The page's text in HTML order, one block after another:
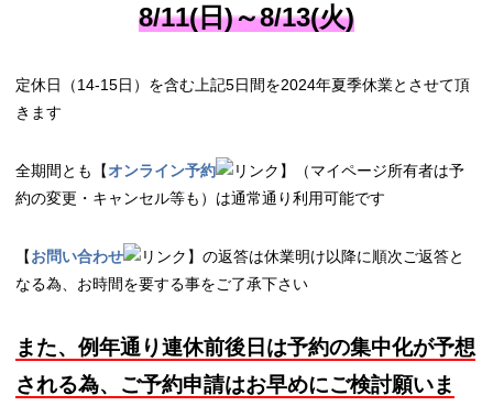
8/11(日)～8/13(火)
定休日（14-15日）を含む上記5日間を2024年夏季休業とさせて頂
きます
全期間とも【オンライン予約
】（マイページ所有者は予
約の変更・キャンセル等も）は通常通り利用可能です
【お問い合わせ
】の返答は休業明け以降に順次ご返答と
なる為、お時間を要する事をご了承下さい
また、例年通り連休前後日は予約の集中化が予想
される為、ご予約申請はお早めにご検討願いま